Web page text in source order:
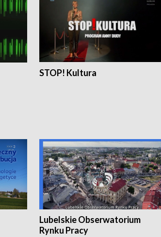
STOP! Kultura
Lubelskie Obserwatorium
Rynku Pracy